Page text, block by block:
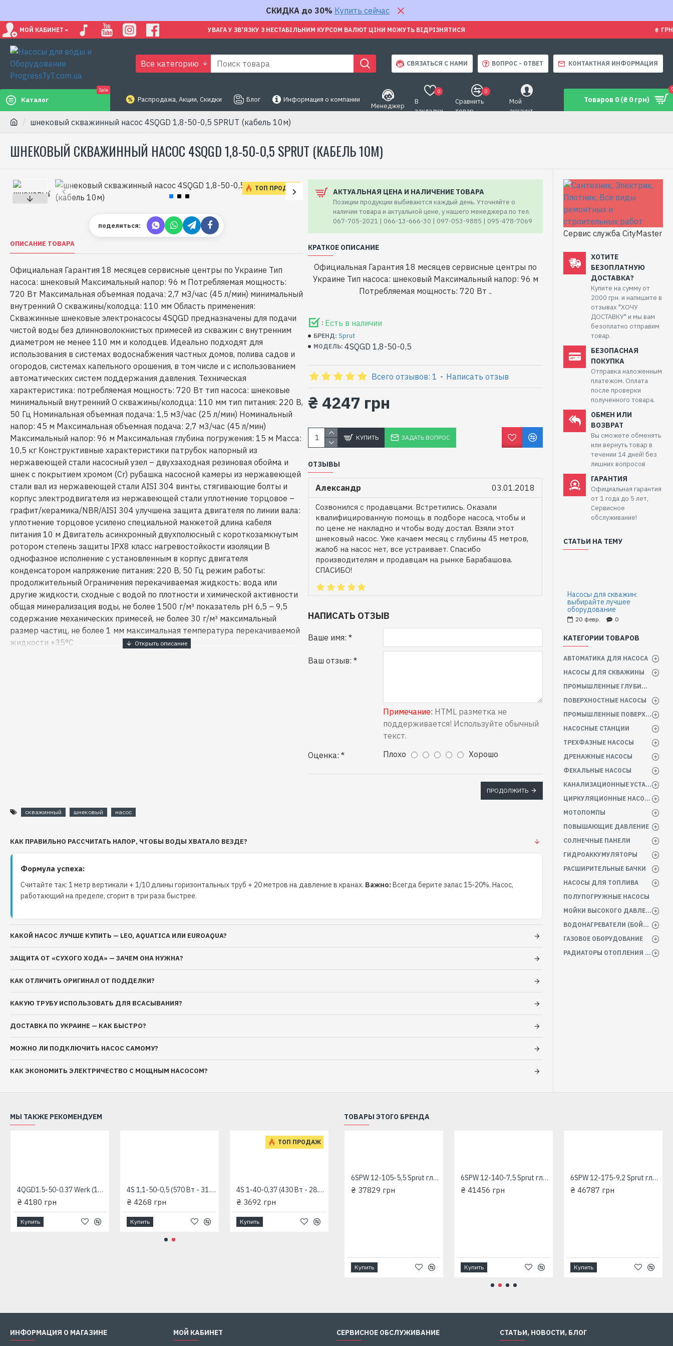
СКИДКА до 30% Купить сейчас
МОЙ КАБИНЕТ УВАГА У ЗВ'ЯЗКУ З НЕСТАБІЛЬНИМ КУРСОМ ВАЛЮТ ЦІНИ МОЖУТЬ ВІДРІЗНЯТИСЯ ₴ ГРН
Все категорию СВЯЗАТЬСЯ С НАМИ ВОПРОС - ОТВЕТ КОНТАКТНАЯ ИНФОРМАЦИЯ
Каталог
Sale
Распродажа, Акции, Скидки Блог Информация о компании
Менеджер
В
закладки
0
Сравнить
товар
0
Мой
аккаунт
Товаров 0 (₴ 0 грн)
шнековый скважинный насос 4SQGD 1,8-50-0,5 SPRUT (кабель 10м)
ШНЕКОВЫЙ СКВАЖИННЫЙ НАСОС 4SQGD 1,8-50-0,5 SPRUT (КАБЕЛЬ 10М)
ТОП ПРОДАЖ
поделиться:
ОПИСАНИЕ ТОВАРА
Официальная Гарантия 18 месяцев сервисные центры по Украине Тип
насоса: шнековый Максимальный напор: 96 м Потребляемая мощность:
720 Вт Максимальная объемная подача: 2,7 м3/час (45 л/мин) минимальный
внутренний O скважины/колодца: 110 мм Область применения:
Скважинные шнековые электронасосы 4SQGD предназначены для подачи
чистой воды без длинноволокнистых примесей из скважин с внутренним
диаметром не менее 110 мм и колодцев. Идеально подходят для
использования в системах водоснабжения частных домов, полива садов и
огородов, системах капельного орошения, в том числе и с использованием
автоматических систем поддержания давления. Техническая
характеристика: потребляемая мощность: 720 Вт тип насоса: шнековые
минимальный внутренний O скважины/колодца: 110 мм тип питания: 220 В,
50 Гц Номинальная объемная подача: 1,5 м3/час (25 л/мин) Номинальный
напор: 45 м Максимальная объемная подача: 2,7 м3/час (45 л/мин)
Максимальный напор: 96 м Максимальная глубина погружения: 15 м Масса:
10,5 кг Конструктивные характеристики патрубок напорный из
нержавеющей стали насосный узел – двухзаходная резиновая обойма и
шнек с покрытием хромом (Cr) рубашка насосной камеры из нержавеющей
стали вал из нержавеющей стали AISI 304 винты, стягивающие болты и
корпус электродвигателя из нержавеющей стали уплотнение торцовое –
графит/керамика/NBR/AISI 304 улучшена защита двигателя по линии вала:
уплотнение торцовое усилено специальной манжетой длина кабеля
питания 10 м Двигатель асинхронный двухполюсный с короткозамкнутым
ротором степень защиты IPХ8 класс нагревостойкости изоляции В
однофазное исполнение с установленным в корпус двигателя
конденсатором напряжение питания: 220 В, 50 Гц режим работы:
продолжительный Ограничения перекачиваемая жидкость: вода или
другие жидкости, сходные с водой по плотности и химической активности
общая минерализация воды, не более 1500 г/м³ показатель рН 6,5 – 9,5
содержание механических примесей, не более 30 г/м³ максимальный
размер частиц, не более 1 мм максимальная температура перекачиваемой
жидкости +35°С
АКТУАЛЬНАЯ ЦЕНА И НАЛИЧЕНИЕ ТОВАРА
Позиции продукции выбиваются каждый день. Уточняйте о
наличии товара и актуальной цене, у нашего менеджера по тел.
067-705-2021 | 066-13-666-30 | 097-053-9885 | 095-478-7069
КРАТКОЕ ОПИСАНИЕ
Официальная Гарантия 18 месяцев сервисные центры по
Украине Тип насоса: шнековый Максимальный напор: 96 м
Потребляемая мощность: 720 Вт ..
: Есть в наличии
БРЕНД: Sprut
МОДЕЛЬ: 4SQGD 1,8-50-0,5
Всего отзывов: 1 - Написать отзыв
₴ 4247 грн
КУПИТЬ ЗАДАТЬ ВОПРОС
ОТЗЫВЫ
Александр 03.01.2018
Созвонился с продавцами. Встретились. Оказали
квалифицированную помощь в подборе насоса, чтобы и
по цене не накладно и чтобы воду достал. Взяли этот
шнековый насос. Уже качаем месяц с глубины 45 метров,
жалоб на насос нет, все устраивает. Спасибо
производителям и продавцам на рынке Барабашова.
СПАСИБО!
НАПИСАТЬ ОТЗЫВ
Ваше имя:
Ваш отзыв:
Примечание: HTML разметка не
поддерживается! Используйте обычный
текст.
Оценка:
Плохо Хорошо
ПРОДОЛЖИТЬ
скважинный шнековый насос
КАК ПРАВИЛЬНО РАССЧИТАТЬ НАПОР, ЧТОБЫ ВОДЫ ХВАТАЛО ВЕЗДЕ?
Формула успеха:
Считайте так: 1 метр вертикали + 1/10 длины горизонтальных труб + 20 метров на давление в кранах. Важно:Всегда берите запас 15-20%. Насос,
работающий на пределе, сгорит в три раза быстрее.
КАКОЙ НАСОС ЛУЧШЕ КУПИТЬ — LEO, AQUATICA ИЛИ EUROAQUA?
ЗАЩИТА ОТ «СУХОГО ХОДА» — ЗАЧЕМ ОНА НУЖНА?
КАК ОТЛИЧИТЬ ОРИГИНАЛ ОТ ПОДДЕЛКИ?
КАКУЮ ТРУБУ ИСПОЛЬЗОВАТЬ ДЛЯ ВСАСЫВАНИЯ?
ДОСТАВКА ПО УКРАИНЕ — КАК БЫСТРО?
МОЖНО ЛИ ПОДКЛЮЧИТЬ НАСОС САМОМУ?
КАК ЭКОНОМИТЬ ЭЛЕКТРИЧЕСТВО С МОЩНЫМ НАСОСОМ?
Сервис служба CityMaster
ХОТИТЕ
БЕЗОПЛАТНУЮ
ДОСТАВКА?
Купите на сумму от
2000 грн. и напишите в
отзывах "ХОЧУ
ДОСТАВКУ" и мы вам
безоплатно отправим
товар.
БЕЗОПАСНАЯ
ПОКУПКА
Отправка наложенным
платежом. Оплата
после проверки
полученного товара.
ОБМЕН ИЛИ
ВОЗВРАТ
Вы сможете обменять
или вернуть товар в
течении 14 дней! без
лишних вопросов
ГАРАНТИЯ
Официальная гарантия
от 1 года до 5 лет,
Сервисное
обслуживание!
СТАТЬИ НА ТЕМУ
Насосы для скважин:
выбирайте лучшее
оборудование
20 февр. 0
КАТЕГОРИИ ТОВАРОВ
АВТОМАТИКА ДЛЯ НАСОСА
НАСОСЫ ДЛЯ СКВАЖИНЫ
ПРОМЫШЛЕННЫЕ ГЛУБИННЫЕ НАСОСЫ
ПОВЕРХНОСТНЫЕ НАСОСЫ
ПРОМЫШЛЕННЫЕ ПОВЕРХНОСТНЫЕ НАСОСЫ
НАСОСНЫЕ СТАНЦИИ
ТРЕХФАЗНЫЕ НАСОСЫ
ДРЕНАЖНЫЕ НАСОСЫ
ФЕКАЛЬНЫЕ НАСОСЫ
КАНАЛИЗАЦИОННЫЕ УСТАНОВКИ
ЦИРКУЛЯЦИОННЫЕ НАСОСЫ
МОТОПОМПЫ
ПОВЫШАЮЩИЕ ДАВЛЕНИЕ
СОЛНЕЧНЫЕ ПАНЕЛИ
ГИДРОАККУМУЛЯТОРЫ
РАСШИРИТЕЛЬНЫЕ БАЧКИ
НАСОСЫ ДЛЯ ТОПЛИВА
ПОЛУПОГРУЖНЫЕ НАСОСЫ
МОЙКИ ВЫСОКОГО ДАВЛЕНИЯ
ВОДОНАГРЕВАТЕЛИ (БОЙЛЕРА)
ГАЗОВОЕ ОБОРУДОВАНИЕ
РАДИАТОРЫ ОТОПЛЕНИЯ БАТАРЕИ
МЫ ТАКЖЕ РЕКОМЕНДУЕМ
4QGD1.5-50-0.37 Werk (100 мм - 370 Вт - 30 л/мин - напор 90 м) шнековый насос
₴ 4180 грн
Купить
4S 1,1-50-0,5 (570 Вт - 31.6 л/мин - напор: 98 м) "RUDES" глубинный насос для скважин
₴ 4268 грн
Купить
ТОП ПРОДАЖ
4S 1-40-0,37 (430 Вт - 28.3 л/мин - напор: 92 м) "RUDES" глубинный насос для скважин
₴ 3692 грн
Купить
ТОВАРЫ ЭТОГО БРЕНДА
₴ 31846 грн
₴ 38544 грн
₴ 36449 грн
6SPW 12-105-5,5 Sprut глубинный насос для скважин
₴ 37829 грн
Купить
6SPW 12-140-7,5 Sprut глубинный насос для скважин
₴ 41456 грн
Купить
6SPW 12-175-9,2 Sprut глубинный насос для скважин
₴ 46787 грн
Купить
ИНФОРМАЦИЯ О МАГАЗИНЕ МОЙ КАБИНЕТ СЕРВИСНОЕ ОБСЛУЖИВАНИЕ СТАТЬИ, НОВОСТИ, БЛОГ